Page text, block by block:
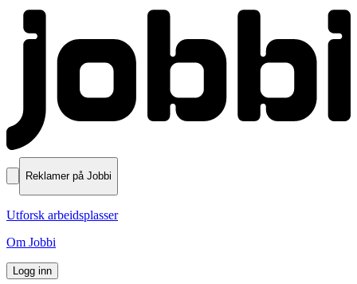
Reklamer på Jobbi
Utforsk arbeidsplasser
Om Jobbi
Logg inn